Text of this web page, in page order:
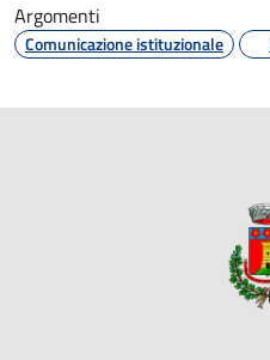
Argomenti
Comunicazione istituzionale